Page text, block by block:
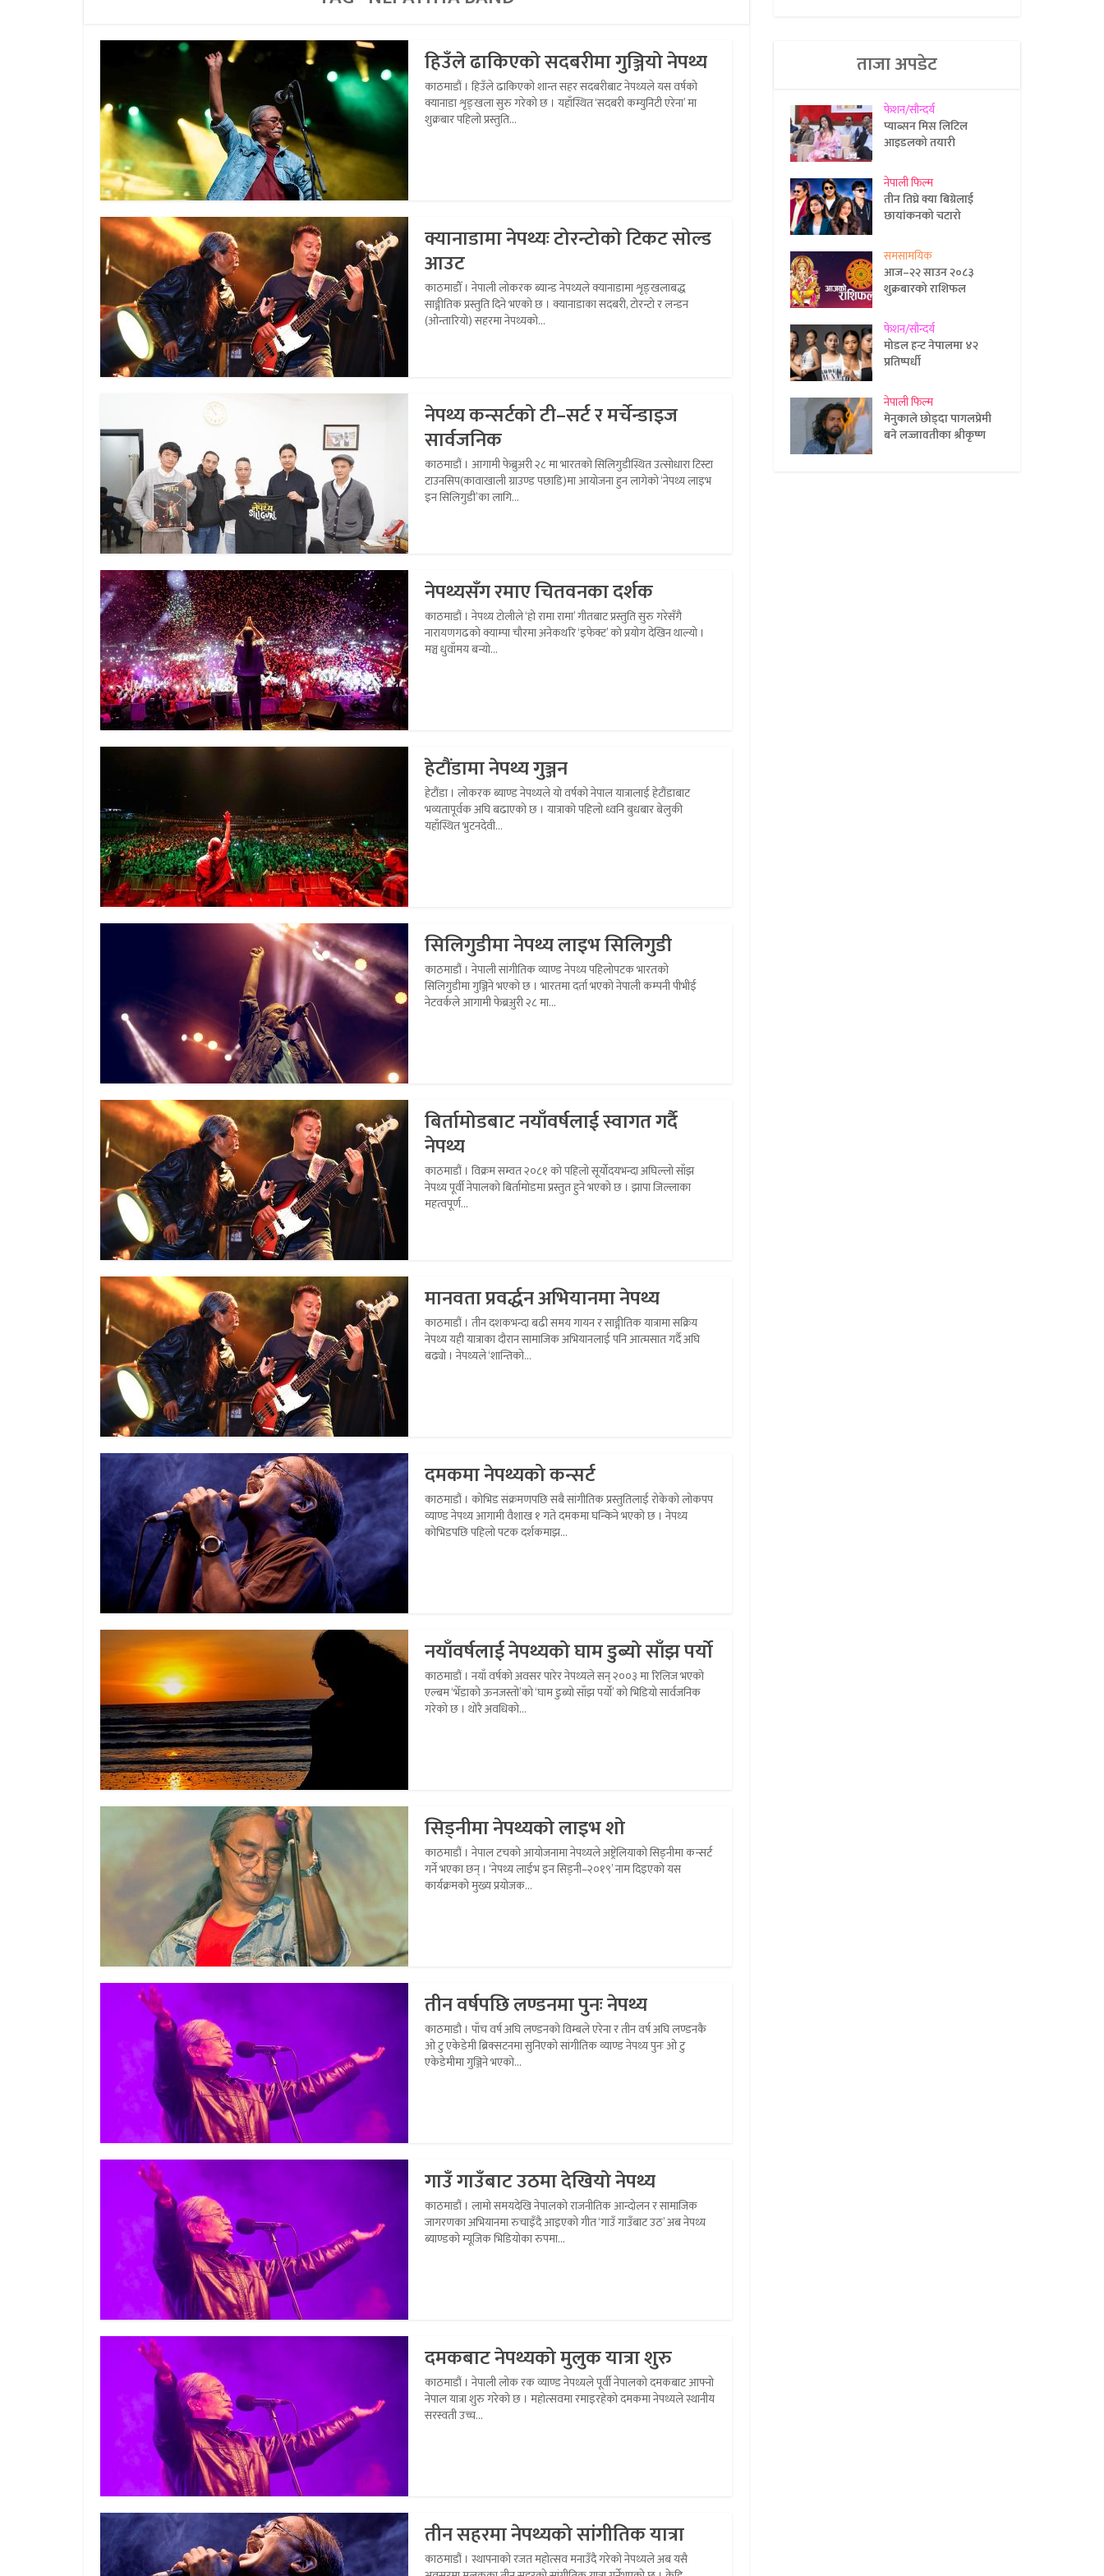
हिउँले ढाकिएको सदबरीमा गुञ्जियो नेपथ्य
काठमाडौं । हिउँले ढाकिएको शान्त सहर सदबरीबाट नेपथ्यले यस वर्षको
क्यानाडा शृङ्खला सुरु गरेको छ । यहाँस्थित ‘सदबरी कम्युनिटी एरेना’ मा
शुक्रबार पहिलो प्रस्तुति...
क्यानाडामा नेपथ्यः टोरन्टोको टिकट सोल्ड
आउट
काठमाडौँ । नेपाली लोकरक ब्यान्ड नेपथ्यले क्यानाडामा शृङ्खलाबद्ध
साङ्गीतिक प्रस्तुति दिने भएको छ । क्यानाडाका सदबरी, टोरन्टो र लन्डन
(ओन्तारियो) सहरमा नेपथ्यको...
नेपथ्य कन्सर्टको टी–सर्ट र मर्चेन्डाइज
सार्वजनिक
काठमाडौं । आगामी फेब्रुअरी २८ मा भारतको सिलिगुडीस्थित उत्सोधारा टिस्टा
टाउनसिप(कावाखाली ग्राउण्ड पछाडि)मा आयोजना हुन लागेको ‘नेपथ्य लाइभ
इन सिलिगुडी’का लागि...
नेपथ्यसँग रमाए चितवनका दर्शक
काठमाडौं । नेपथ्य टोलीले ‘हो रामा रामा’ गीतबाट प्रस्तुति सुरु गरेसँगै
नारायणगढको क्याम्पा चौरमा अनेकथरि ‘इफेक्ट’ को प्रयोग देखिन थाल्यो ।
मञ्च धुवाँमय बन्यो...
हेटौंडामा नेपथ्य गुञ्जन
हेटौंडा । लोकरक ब्याण्ड नेपथ्यले यो वर्षको नेपाल यात्रालाई हेटौंडाबाट
भव्यतापूर्वक अघि बढाएको छ । यात्राको पहिलो ध्वनि बुधबार बेलुकी
यहाँस्थित भुटनदेवी...
सिलिगुडीमा नेपथ्य लाइभ सिलिगुडी
काठमाडौं । नेपाली सांगीतिक व्याण्ड नेपथ्य पहिलोपटक भारतको
सिलिगुडीमा गुञ्जिने भएको छ । भारतमा दर्ता भएको नेपाली कम्पनी पीभीई
नेटवर्कले आगामी फेब्रअुरी २८ मा...
बिर्तामोडबाट नयाँवर्षलाई स्वागत गर्दै
नेपथ्य
काठमाडौं । विक्रम सम्वत २०८१ को पहिलो सूर्योदयभन्दा अघिल्लो साँझ
नेपथ्य पूर्वी नेपालको बिर्तामोडमा प्रस्तुत हुने भएको छ । झापा जिल्लाका
महत्वपूर्ण...
मानवता प्रवर्द्धन अभियानमा नेपथ्य
काठमाडौं । तीन दशकभन्दा बढी समय गायन र साङ्गीतिक यात्रामा सक्रिय
नेपथ्य यही यात्राका दौरान सामाजिक अभियानलाई पनि आत्मसात गर्दै अघि
बढ्यो । नेपथ्यले ‘शान्तिको...
दमकमा नेपथ्यको कन्सर्ट
काठमाडौं । कोभिड संक्रमणपछि सबै सांगीतिक प्रस्तुतिलाई रोकेको लोकपप
व्याण्ड नेपथ्य आगामी वैशाख १ गते दमकमा घन्किने भएको छ । नेपथ्य
कोभिडपछि पहिलो पटक दर्शकमाझ...
नयाँवर्षलाई नेपथ्यको घाम डुब्यो साँझ पर्यो
काठमाडौं । नयाँ वर्षको अवसर पारेर नेपथ्यले सन् २००३ मा रिलिज भएको
एल्बम ‘भेँडाको ऊनजस्तो’को ‘घाम डुब्यो साँझ पर्यो’ को भिडियो सार्वजनिक
गरेको छ । थोरै अवधिको...
सिड्नीमा नेपथ्यको लाइभ शो
काठमाडौं । नेपाल टचको आयोजनामा नेपथ्यले अष्ट्रेलियाको सिड्नीमा कन्सर्ट
गर्ने भएका छन् । ‘नेपथ्य लाईभ इन सिड्नी–२०१९’ नाम दिइएको यस
कार्यक्रमको मुख्य प्रयोजक...
तीन वर्षपछि लण्डनमा पुनः नेपथ्य
काठमाडौ । पाँच वर्ष अघि लण्डनको विम्बले एरेना र तीन वर्ष अघि लण्डनकै
ओ टु एकेडेमी ब्रिक्सटनमा सुनिएको सांगीतिक व्याण्ड नेपथ्य पुनः ओ टु
एकेडेमीमा गुञ्जिने भएको...
गाउँ गाउँबाट उठमा देखियो नेपथ्य
काठमाडौं । लामो समयदेखि नेपालको राजनीतिक आन्दोलन र सामाजिक
जागरणका अभियानमा रुचाइँदै आइएको गीत ‘गाउँ गाउँबाट उठ’ अब नेपथ्य
ब्याण्डको म्यूजिक भिडियोका रुपमा...
दमकबाट नेपथ्यको मुलुक यात्रा शुरु
काठमाडौं । नेपाली लोक रक व्याण्ड नेपथ्यले पूर्वी नेपालको दमकबाट आफ्नो
नेपाल यात्रा शुरु गरेको छ । महोत्सवमा रमाइरहेको दमकमा नेपथ्यले स्थानीय
सरस्वती उच्च...
तीन सहरमा नेपथ्यको सांगीतिक यात्रा
काठमाडौं । स्थापनाको रजत महोत्सव मनाउँदै गरेको नेपथ्यले अब यसै
ताजा अपडेट
फेशन/सौन्दर्य
प्याब्सन मिस लिटिल
आइडलको तयारी
नेपाली फिल्म
तीन तिघ्रे क्या बिग्रेलाई
छायांकनको चटारो
समसामयिक
आज–२२ साउन २०८३
शुक्रबारको राशिफल
फेशन/सौन्दर्य
मोडल हन्ट नेपालमा ४२
प्रतिष्पर्धी
नेपाली फिल्म
मेनुकाले छोड्दा पागलप्रेमी
बने लज्जावतीका श्रीकृष्ण